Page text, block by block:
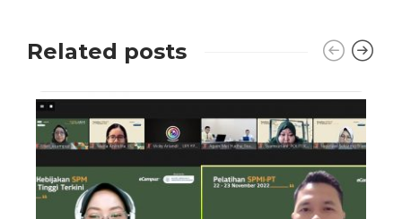
Related posts